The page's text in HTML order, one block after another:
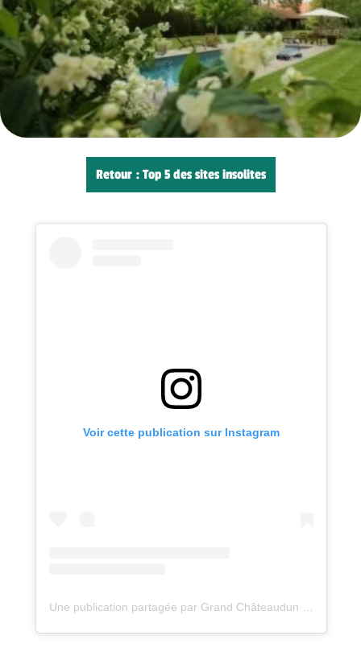
Retour : Top 5 des sites insolites
Voir cette publication sur Instagram